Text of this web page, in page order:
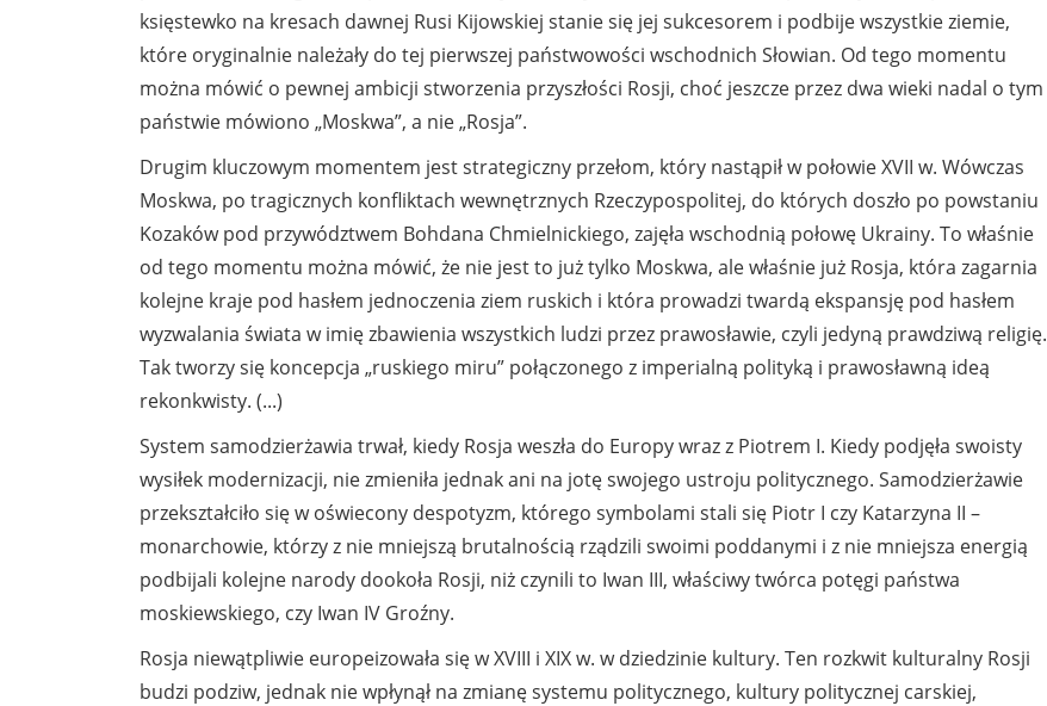
księstewko na kresach dawnej Rusi Kijowskiej stanie się jej sukcesorem i podbije wszystkie ziemie,
które oryginalnie należały do tej pierwszej państwowości wschodnich Słowian. Od tego momentu
można mówić o pewnej ambicji stworzenia przyszłości Rosji, choć jeszcze przez dwa wieki nadal o tym
państwie mówiono „Moskwa”, a nie „Rosja”.
Drugim kluczowym momentem jest strategiczny przełom, który nastąpił w połowie XVII w. Wówczas
Moskwa, po tragicznych konfliktach wewnętrznych Rzeczypospolitej, do których doszło po powstaniu
Kozaków pod przywództwem Bohdana Chmielnickiego, zajęła wschodnią połowę Ukrainy. To właśnie
od tego momentu można mówić, że nie jest to już tylko Moskwa, ale właśnie już Rosja, która zagarnia
kolejne kraje pod hasłem jednoczenia ziem ruskich i która prowadzi twardą ekspansję pod hasłem
wyzwalania świata w imię zbawienia wszystkich ludzi przez prawosławie, czyli jedyną prawdziwą religię.
Tak tworzy się koncepcja „ruskiego miru” połączonego z imperialną polityką i prawosławną ideą
rekonkwisty. (...)
System samodzierżawia trwał, kiedy Rosja weszła do Europy wraz z Piotrem I. Kiedy podjęła swoisty
wysiłek modernizacji, nie zmieniła jednak ani na jotę swojego ustroju politycznego. Samodzierżawie
przekształciło się w oświecony despotyzm, którego symbolami stali się Piotr I czy Katarzyna II –
monarchowie, którzy z nie mniejszą brutalnością rządzili swoimi poddanymi i z nie mniejsza energią
podbijali kolejne narody dookoła Rosji, niż czynili to Iwan III, właściwy twórca potęgi państwa
moskiewskiego, czy Iwan IV Groźny.
Rosja niewątpliwie europeizowała się w XVIII i XIX w. w dziedzinie kultury. Ten rozkwit kulturalny Rosji
budzi podziw, jednak nie wpłynął na zmianę systemu politycznego, kultury politycznej carskiej,